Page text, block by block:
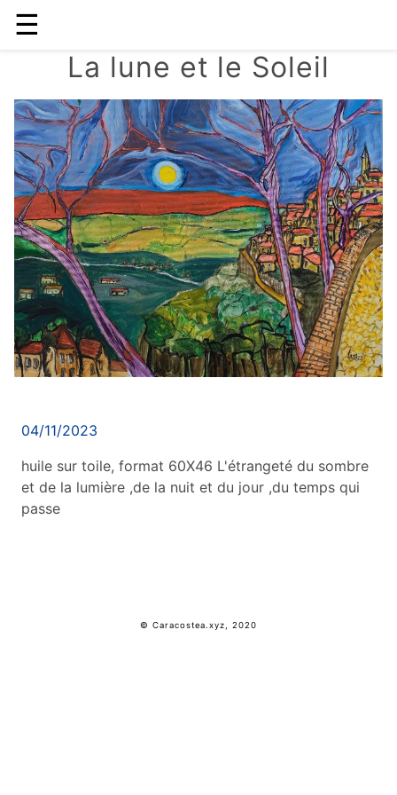
☰
La lune et le Soleil
04/11/2023
huile sur toile, format 60X46 L'étrangeté du sombre
et de la lumière ,de la nuit et du jour ,du temps qui
passe
© Caracostea.xyz, 2020